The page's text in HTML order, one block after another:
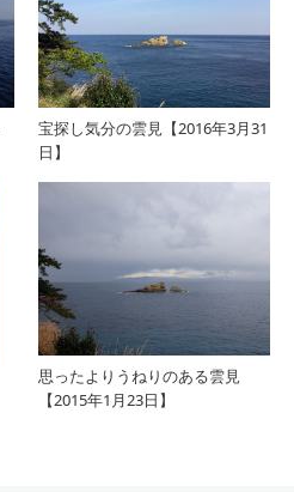
宝探し気分の雲見【2016年3月31
日】
思ったよりうねりのある雲見
【2015年1月23日】